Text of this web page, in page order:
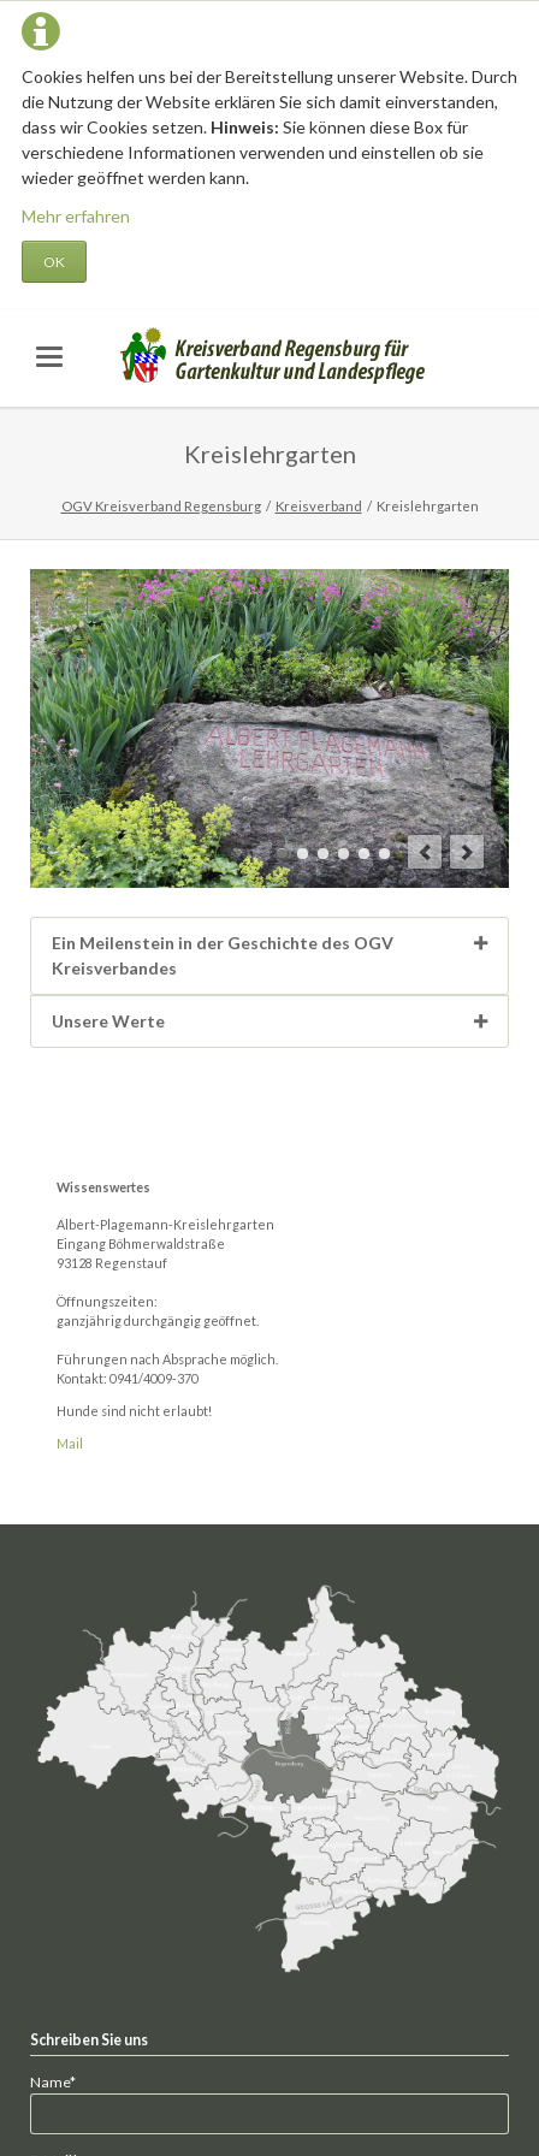
Cookies helfen uns bei der Bereitstellung unserer Website. Durch
die Nutzung der Website erklären Sie sich damit einverstanden,
dass wir Cookies setzen. Hinweis: Sie können diese Box für
verschiedene Informationen verwenden und einstellen ob sie
wieder geöffnet werden kann.
Mehr erfahren
OK
Kreislehrgarten
OGV Kreisverband Regensburg Kreisverband Kreislehrgarten
Ein Meilenstein in der Geschichte des OGV
Kreisverbandes
Unsere Werte
Wissenswertes
Albert-Plagemann-Kreislehrgarten
Eingang Böhmerwaldstraße
93128 Regenstauf
Öffnungszeiten:
ganzjährig durchgängig geöffnet.
Führungen nach Absprache möglich.
Kontakt: 0941/4009-370
Hunde sind nicht erlaubt!
Mail
Schreiben Sie uns
Pflichtfeld
Name*